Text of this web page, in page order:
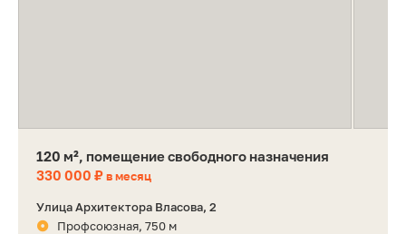
120 м², помещение свободного назначения
330 000 ₽в месяц
Улица Архитектора Власова, 2
Профсоюзная, 750 м